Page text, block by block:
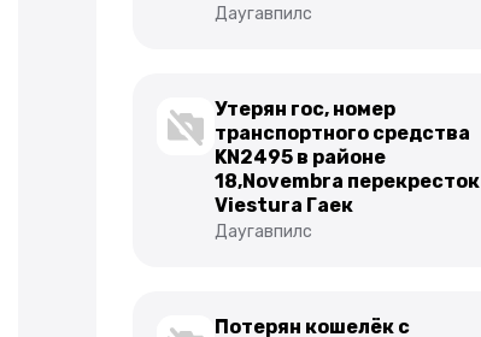
Даугавпилс
Утерян гос, номер
транспортного средства
KN2495 в районе
18,Novembra перекресток
Viestura Гаек
Даугавпилс
Потерян кошелёк с